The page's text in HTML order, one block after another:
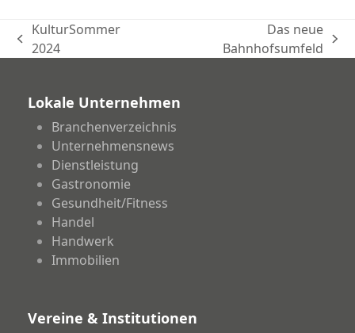
vorheriger
KulturSommer
2024
Das neue
Bahnhofsumfeld
Lokale Unternehmen
Branchenverzeichnis
Unternehmensnews
Dienstleistung
Gastronomie
Gesundheit/Fitness
Handel
Handwerk
Immobilien
Vereine & Institutionen